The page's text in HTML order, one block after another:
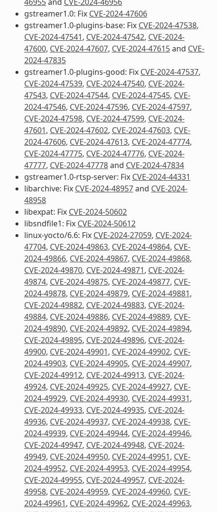
gstreamer1.0: Fix CVE-2024-47606
gstreamer1.0-plugins-base: Fix CVE-2024-47538,
CVE-2024-47541, CVE-2024-47542, CVE-2024-
47600, CVE-2024-47607, CVE-2024-47615and CVE-
2024-47835
gstreamer1.0-plugins-good: Fix CVE-2024-47537,
CVE-2024-47539, CVE-2024-47540, CVE-2024-
47543, CVE-2024-47544, CVE-2024-47545, CVE-
2024-47546, CVE-2024-47596, CVE-2024-47597,
CVE-2024-47598, CVE-2024-47599, CVE-2024-
47601, CVE-2024-47602, CVE-2024-47603, CVE-
2024-47606, CVE-2024-47613, CVE-2024-47774,
CVE-2024-47775, CVE-2024-47776, CVE-2024-
47777, CVE-2024-47778and CVE-2024-47834
gstreamer1.0-rtsp-server: Fix CVE-2024-44331
libarchive: Fix CVE-2024-48957and CVE-2024-
48958
libexpat: Fix CVE-2024-50602
libsndfile1: Fix CVE-2024-50612
linux-yocto/6.6: Fix CVE-2024-27059, CVE-2024-
47704, CVE-2024-49863, CVE-2024-49864, CVE-
2024-49866, CVE-2024-49867, CVE-2024-49868,
CVE-2024-49870, CVE-2024-49871, CVE-2024-
49874, CVE-2024-49875, CVE-2024-49877, CVE-
2024-49878, CVE-2024-49879, CVE-2024-49881,
CVE-2024-49882, CVE-2024-49883, CVE-2024-
49884, CVE-2024-49886, CVE-2024-49889, CVE-
2024-49890, CVE-2024-49892, CVE-2024-49894,
CVE-2024-49895, CVE-2024-49896, CVE-2024-
49900, CVE-2024-49901, CVE-2024-49902, CVE-
2024-49903, CVE-2024-49905, CVE-2024-49907,
CVE-2024-49912, CVE-2024-49913, CVE-2024-
49924, CVE-2024-49925, CVE-2024-49927, CVE-
2024-49929, CVE-2024-49930, CVE-2024-49931,
CVE-2024-49933, CVE-2024-49935, CVE-2024-
49936, CVE-2024-49937, CVE-2024-49938, CVE-
2024-49939, CVE-2024-49944, CVE-2024-49946,
CVE-2024-49947, CVE-2024-49948, CVE-2024-
49949, CVE-2024-49950, CVE-2024-49951, CVE-
2024-49952, CVE-2024-49953, CVE-2024-49954,
CVE-2024-49955, CVE-2024-49957, CVE-2024-
49958, CVE-2024-49959, CVE-2024-49960, CVE-
2024-49961, CVE-2024-49962, CVE-2024-49963,